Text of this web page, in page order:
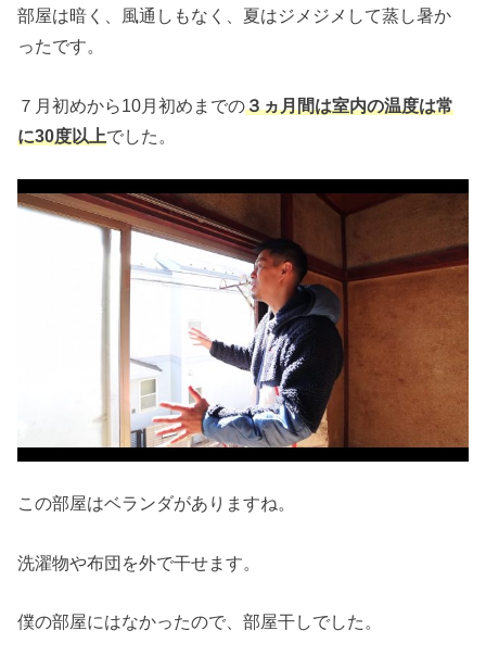
部屋は暗く、風通しもなく、夏はジメジメして蒸し暑か
ったです。
７月初めから10月初めまでの３ヵ月間は室内の温度は常
に30度以上でした。
この部屋はベランダがありますね。
洗濯物や布団を外で干せます。
僕の部屋にはなかったので、部屋干しでした。